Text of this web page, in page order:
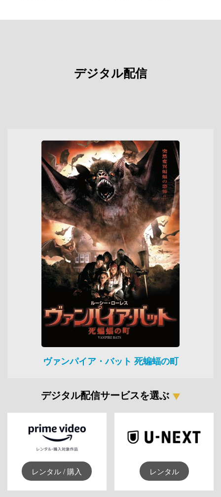
デジタル配信
ヴァンパイア・バット 死蝙蝠の町
デジタル配信サービスを選ぶ
レンタル / 購入 レンタル